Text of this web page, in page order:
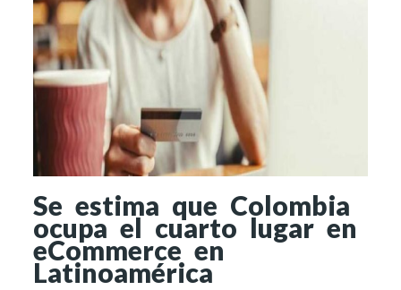
Se estima que Colombia
ocupa el cuarto lugar en
eCommerce en
Latinoamérica